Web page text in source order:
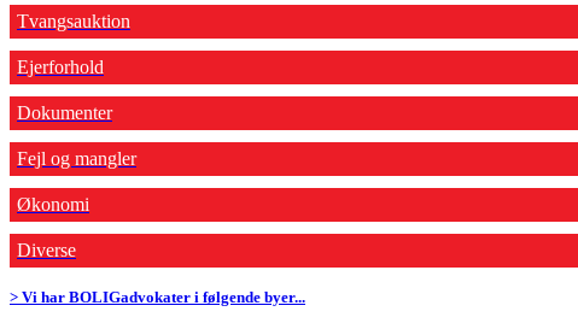
Tvangsauktion
Ejerforhold
Dokumenter
Fejl og mangler
Økonomi
Diverse
> Vi har BOLIGadvokater i følgende byer...